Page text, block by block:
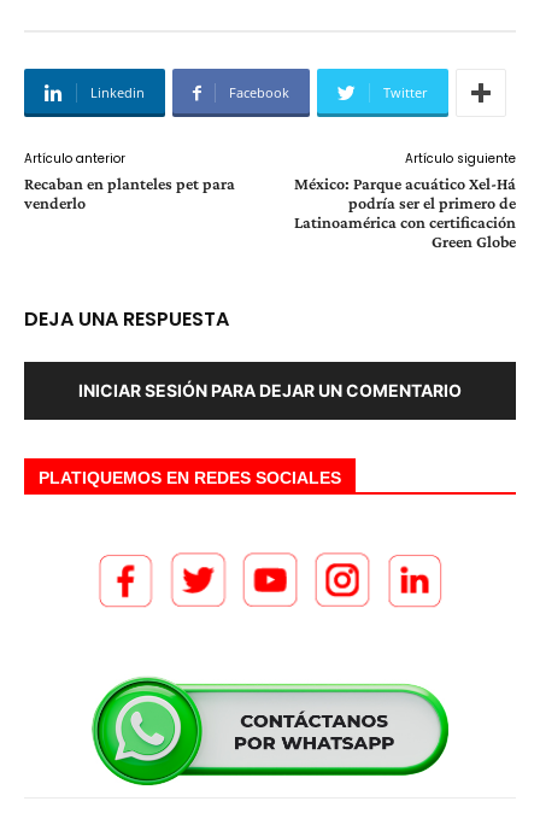
Linkedin Facebook Twitter
Artículo anterior
Recaban en planteles pet para
venderlo
Artículo siguiente
México: Parque acuático Xel-Há
podría ser el primero de
Latinoamérica con certificación
Green Globe
DEJA UNA RESPUESTA
INICIAR SESIÓN PARA DEJAR UN COMENTARIO
PLATIQUEMOS EN REDES SOCIALES